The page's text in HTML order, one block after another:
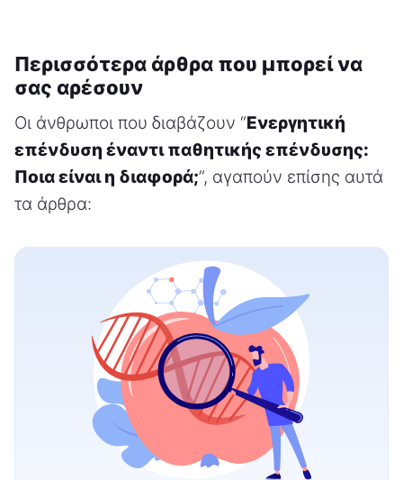
Περισσότερα άρθρα που μπορεί να
σας αρέσουν
Οι άνθρωποι που διαβάζουν “Ενεργητική
επένδυση έναντι παθητικής επένδυσης:
Ποια είναι η διαφορά;”, αγαπούν επίσης αυτά
τα άρθρα: